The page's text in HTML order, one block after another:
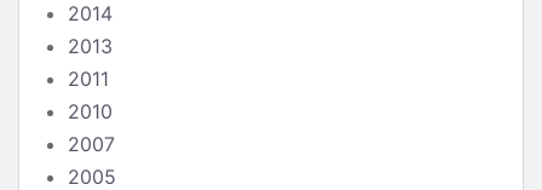
2014
2013
2011
2010
2007
2005